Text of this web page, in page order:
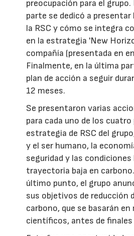
preocupación para el grupo.
parte se dedicó a presentar
la RSC y cómo se integra
en la estrategia 'New
compañía (presentada en
Finalmente, en la última
plan de acción a seguir
12 meses.
Se presentaron varias
para cada uno de los cuatro
estrategia de RSC del
y el ser humano, la
seguridad y las condiciones
trayectoria baja en
último punto, el grupo
sus objetivos de reducción
carbono, que se basarán
científicos, antes de finales